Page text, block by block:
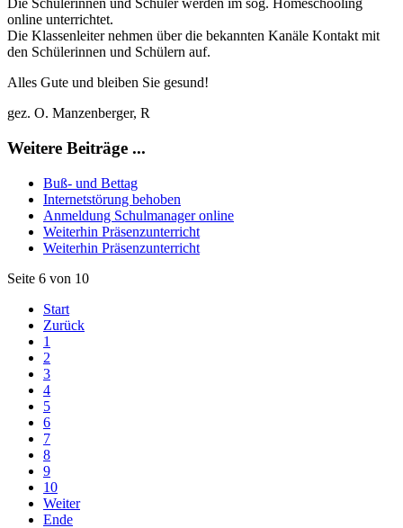
Die Schülerinnen und Schüler werden im sog. Homeschooling
online unterrichtet.
Die Klassenleiter nehmen über die bekannten Kanäle Kontakt mit
den Schülerinnen und Schülern auf.
Alles Gute und bleiben Sie gesund!
gez. O. Manzenberger, R
Weitere Beiträge ...
Buß- und Bettag
Internetstörung behoben
Anmeldung Schulmanager online
Weiterhin Präsenzunterricht
Weiterhin Präsenzunterricht
Seite 6 von 10
Start
Zurück
1
2
3
4
5
6
7
8
9
10
Weiter
Ende